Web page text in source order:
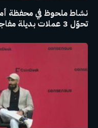
نشاط ملحوظ في محفظة
تحوّل 3 عملات بديلة مفاجئة!